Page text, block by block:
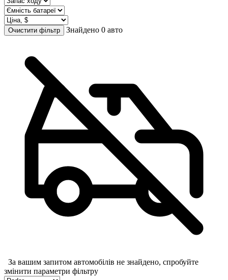
Очистити фільтр Знайдено 0 авто
За вашим запитом автомобілів не знайдено, спробуйте
змінити параметри фільтру